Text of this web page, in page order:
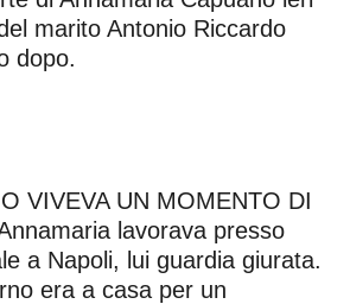
marito Antonio Riccardo
dopo.
VIVEVA UN MOMENTO DI
lavorava presso
a Napoli, lui guardia giurata.
era a casa per un